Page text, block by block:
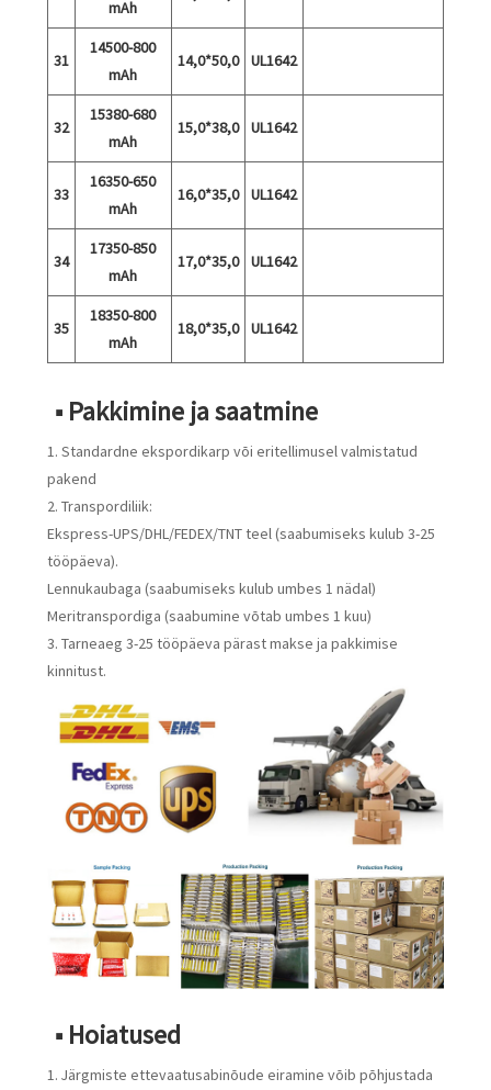
mAh
31
14500-800
mAh
14,0*50,0 UL1642
32
15380-680
mAh
15,0*38,0 UL1642
33
16350-650
mAh
16,0*35,0 UL1642
34
17350-850
mAh
17,0*35,0 UL1642
35
18350-800
mAh
18,0*35,0 UL1642
■ Pakkimine ja saatmine
1. Standardne ekspordikarp või eritellimusel valmistatud
pakend
2. Transpordiliik:
Ekspress-UPS/DHL/FEDEX/TNT teel (saabumiseks kulub 3-25
tööpäeva).
Lennukaubaga (saabumiseks kulub umbes 1 nädal)
Meritranspordiga (saabumine võtab umbes 1 kuu)
3. Tarneaeg 3-25 tööpäeva pärast makse ja pakkimise
kinnitust.
■ Hoiatused
1. Järgmiste ettevaatusabinõude eiramine võib põhjustada